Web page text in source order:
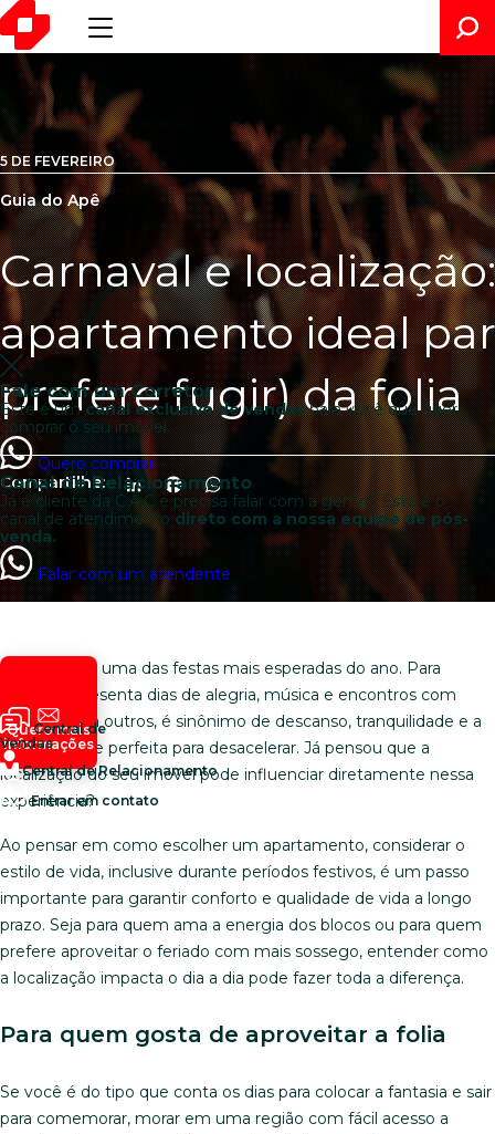
Fale com um Corretor
Este é um canal exclusivo de vendaspara você que quer
comprar o seu imóvel.
Quero comprar
Canal de Relacionamento
Já é cliente da C.A.C e precisa falar com a gente? Este é o
canal de atendimento direto com a nossa equipe de pós-
venda.
Falar com um atendente
Quero mais
informações
Central de
Vendas
Central de Relacionamento
Entrar em contato
5 DE FEVEREIRO
Guia do Apê
Carnaval e
apartamento ideal
prefere fugir) da folia
Compartilhe: LinkedInFacebook
WhatsApp
O Carnaval é uma das festas mais esperadas do ano. Para
alguns, representa dias de alegria, música e encontros com
amigos. Para outros, é sinônimo de descanso, tranquilidade e a
oportunidade perfeita para desacelerar. Já pensou que a
localização do seu imóvel pode influenciar diretamente nessa
experiência?
Ao pensar em como escolher um apartamento, considerar o
estilo de vida, inclusive durante períodos festivos, é um passo
importante para garantir conforto e qualidade de vida a longo
prazo. Seja para quem ama a energia dos blocos ou para quem
prefere aproveitar o feriado com mais sossego, entender como
a localização impacta o dia a dia pode fazer toda a diferença.
Para quem gosta de aproveitar a folia
Se você é do tipo que conta os dias para colocar a fantasia e sair
para comemorar, morar em uma região com fácil acesso a